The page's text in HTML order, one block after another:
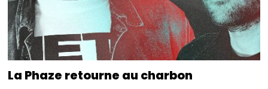
La Phaze retourne au charbon